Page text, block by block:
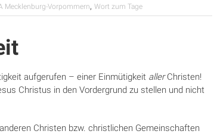
Mecklenburg-Vorpommern, Wort zum Tage
aufgerufen – einer Einmütigkeit allerChristen!
Christus in den Vordergrund zu stellen und nicht
Christen bzw. christlichen Ge­meinschaften